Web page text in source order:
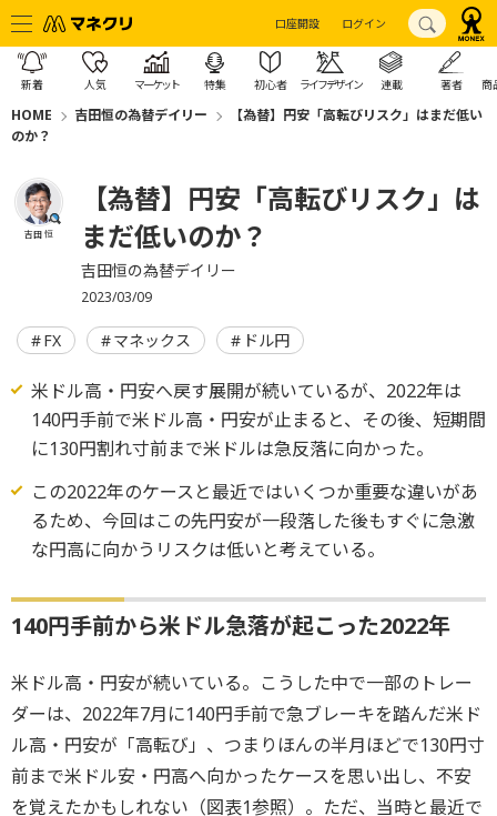
口座開設 ログイン
新着 人気 マーケット 特集 初心者 ライフデザイン 連載 著者 商
HOME 吉田恒の為替デイリー
【為替】円安「高転びリスク」はまだ低い
のか？
吉田 恒
【為替】円安「高転びリスク」は
まだ低いのか？
吉田恒の為替デイリー
2023/03/09
FX マネックス ドル円
米ドル高・円安へ戻す展開が続いているが、2022年は
140円手前で米ドル高・円安が止まると、その後、短期間
に130円割れ寸前まで米ドルは急反落に向かった。
この2022年のケースと最近ではいくつか重要な違いがあ
るため、今回はこの先円安が一段落した後もすぐに急激
な円高に向かうリスクは低いと考えている。
140円手前から米ドル急落が起こった2022年
米ドル高・円安が続いている。こうした中で一部のトレー
ダーは、2022年7月に140円手前で急ブレーキを踏んだ米ド
ル高・円安が「高転び」、つまりほんの半月ほどで130円寸
前まで米ドル安・円高へ向かったケースを思い出し、不安
を覚えたかもしれない（図表1参照）。ただ、当時と最近で